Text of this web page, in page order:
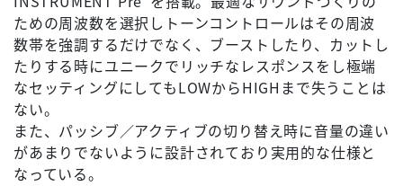
ための周波数を選択しトーンコントロールはその周波
数帯を強調するだけでなく、ブーストしたり、カットし
たりする時にユニークでリッチなレスポンスをし極端
なセッティングにしてもLOWからHIGHまで失うことは
ない。
また、パッシブ／アクティブの切り替え時に音量の違い
があまりでないように設計されており実用的な仕様と
なっている。